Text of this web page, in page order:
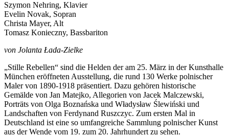
Szymon Nehring, Klavier
Evelin Novak, Sopran
Christa Mayer, Alt
Tomasz Konieczny, Bassbariton
von Jolanta Łada-Zielke
„Stille Rebellen“ sind die Helden der am 25. März in der Kunsthalle
München eröffneten Ausstellung, die rund 130 Werke polnischer
Maler von 1890-1918 präsentiert. Dazu gehören historische
Gemälde von Jan Matejko, Allegorien von Jacek Malczewski,
Porträts von Olga Boznańska und Władysław Ślewiński und
Landschaften von Ferdynand Ruszczyc. Zum ersten Mal in
Deutschland ist eine so umfangreiche Sammlung polnischer Kunst
aus der Wende vom 19. zum 20. Jahrhundert zu sehen.